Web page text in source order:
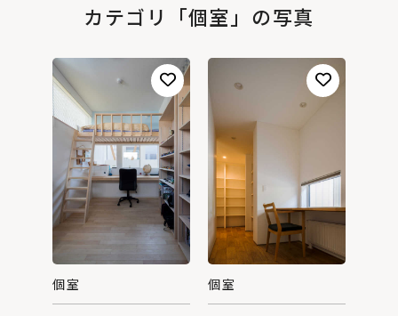
カテゴリ「個室」の写真
個室 個室